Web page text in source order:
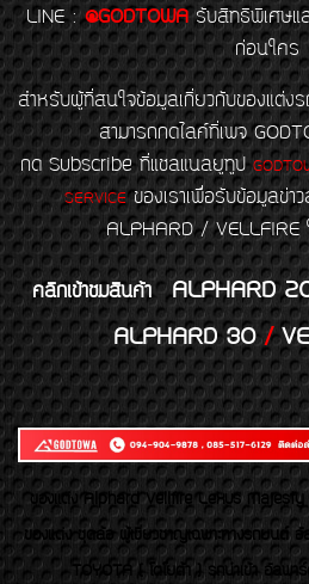
LINE : @GODTOWA รับสิทธิพิเศษแ
ก่อนใคร
สำหรับผู้ที่สนใจข้อมูลเกี่ยวกับของแต่ง
สามารถกดไลค์ที่เพจ
กด Subscribe ที่แชลแนลยูทูป
SERVICEของเราเพื่อรับข้อมูลข่า
ALPHARD / VELLFIRE
คลิกเข้าชมสินค้า ALPHARD
ALPHARD 30/
ของเเต่ง Alphard Vellfire Lexus Majesty
ของแต่ง ชุดล้อ ผู้เชี่ยวชาญเฉพาะทางรถยนต์ อั
TOYOTA ( โตโยต้า ) รถนำเข้า อัลพา